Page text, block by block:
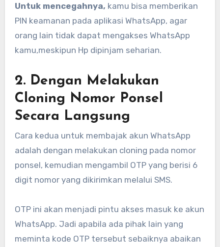
Untuk mencegahnya, kamu bisa memberikan
PIN keamanan pada aplikasi WhatsApp, agar
orang lain tidak dapat mengakses WhatsApp
kamu,meskipun Hp dipinjam seharian.
2. Dengan Melakukan
Cloning Nomor Ponsel
Secara Langsung
Cara kedua untuk membajak akun WhatsApp
adalah dengan melakukan cloning pada nomor
ponsel, kemudian mengambil OTP yang berisi 6
digit nomor yang dikirimkan melalui SMS.
OTP ini akan menjadi pintu akses masuk ke akun
WhatsApp. Jadi apabila ada pihak lain yang
meminta kode OTP tersebut sebaiknya abaikan